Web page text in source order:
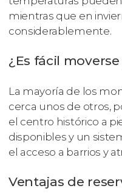
mientras que en
considerablemente.
¿Es fácil
La mayoría de los
cerca unos de otros,
el centro histórico a
disponibles y un
el acceso a barrios y
Ventajas de